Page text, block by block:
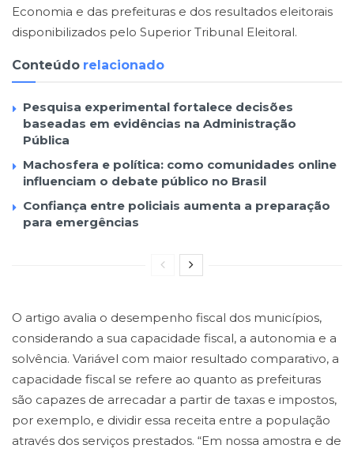
Economia e das prefeituras e dos resultados eleitorais
disponibilizados pelo Superior Tribunal Eleitoral.
Conteúdo relacionado
Pesquisa experimental fortalece decisões
baseadas em evidências na Administração
Pública
Machosfera e política: como comunidades online
influenciam o debate público no Brasil
Confiança entre policiais aumenta a preparação
para emergências
O artigo avalia o desempenho fiscal dos municípios,
considerando a sua capacidade fiscal, a autonomia e a
solvência. Variável com maior resultado comparativo, a
capacidade fiscal se refere ao quanto as prefeituras
são capazes de arrecadar a partir de taxas e impostos,
por exemplo, e dividir essa receita entre a população
através dos serviços prestados. “Em nossa amostra e de